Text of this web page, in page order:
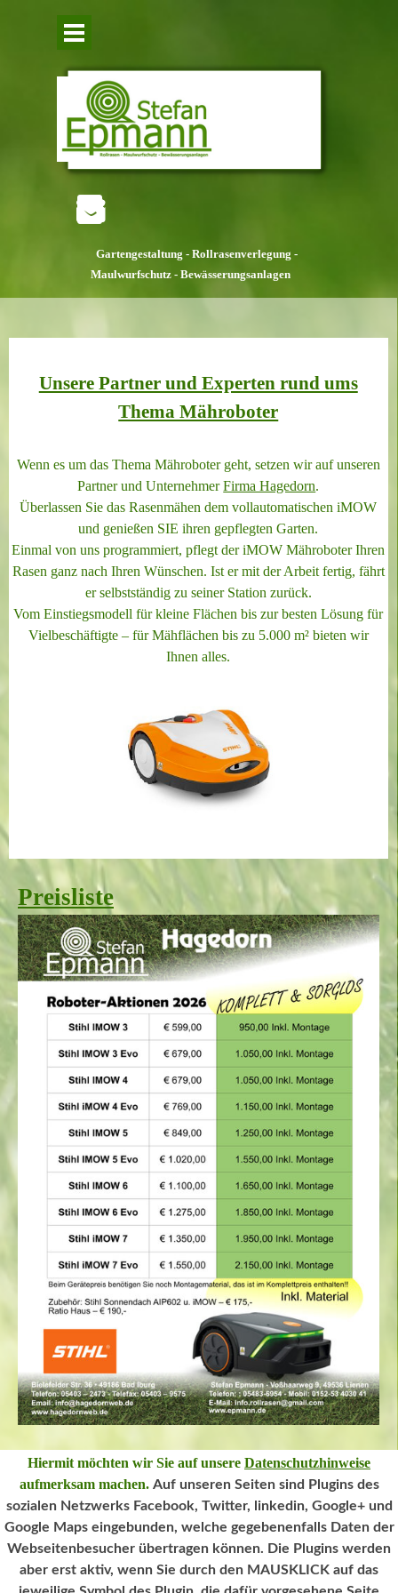
Menü überspringen
Gartengestaltung - Rollrasenverlegung -
Maulwurfschutz - Bewässerungsanlagen
Unsere Partner und Experten rund ums
Thema Mähroboter
Wenn es um das Thema Mähroboter geht, setzen wir auf unseren
Partner und UnternehmerFirma Hagedorn.
Überlassen Sie das Rasenmähen dem vollautomatischen iMOW
und genießen SIE ihren gepflegten Garten.
Einmal von uns programmiert, pflegt der iMOW Mähroboter Ihren
Rasen ganz nach Ihren Wünschen. Ist er mit der Arbeit fertig, fährt
er selbstständig zu seiner Station zurück.
Vom Einstiegsmodell für kleine Flächen bis zur besten Lösung für
Vielbeschäftigte – für Mähflächen bis zu 5.000 m² bieten wir
Ihnen alles.
Preisliste
Impressum | Datenschutzbestimmungen
Haftungsausschluss
Created by
Hiermit möchten wir Sie auf unsere Datenschutzhinweise
aufmerksam machen. Auf unseren Seiten sind Plugins des
sozialen Netzwerks Facebook, Twitter, linkedin, Google+ und
Google Maps eingebunden, welche gegebenenfalls Daten der
Webseitenbesucher übertragen können. Die Plugins werden
aber erst aktiv, wenn Sie durch den MAUSKLICK auf das